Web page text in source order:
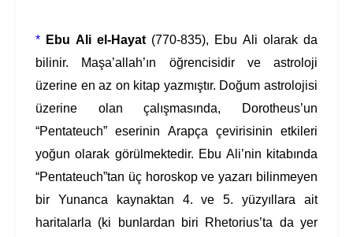
* Ebu Ali el-Hayat (770-835), Ebu Ali olarak da
bilinir. Maşa’allah’ın öğrencisidir ve astroloji
üzerine en az on kitap yazmıştır. Doğum astrolojisi
üzerine olan çalışmasında, Dorotheus’un
“Pentateuch”
eserinin Arapça çevirisinin etkileri
yoğun olarak görülmektedir. Ebu Ali’nin kitabında
“Pentateuch”tan üç horoskop ve yazarı bilinmeyen
bir Yunanca kaynaktan 4. ve 5. yüzyıllara ait
haritalarla (ki bunlardan biri Rhetorius’ta da yer